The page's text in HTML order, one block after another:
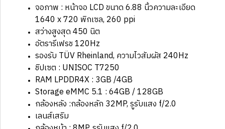
จอภาพ : หน้าจอ LCD ขนาด 6.88 นิ้วความละเอียด
1640 x 720 พิกเซล, 260 ppi
สว่างสูงสุด 450 นิต
อัตรารีเฟรช 120Hz
รองรับ TÜV Rheinland, ความไวสัมผัส 240Hz
ชิปเซต : UNISOC T7250
RAM LPDDR4X : 3GB /4GB
Storage eMMC 5.1 : 64GB / 128GB
กล้องหลัง :กล้องหลัก 32MP, รูรับแสง f/2.0
เลนส์เสริม